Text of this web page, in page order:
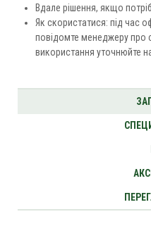
Вдале рішення, якщо
Як скористатися: під час
повідомте менеджеру про
використання уточнюйте